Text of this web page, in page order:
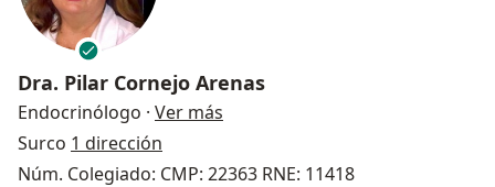
Dra. Pilar Cornejo Arenas
Endocrinólogo · Ver más
Surco 1 dirección
Núm. Colegiado: CMP: 22363 RNE: 11418